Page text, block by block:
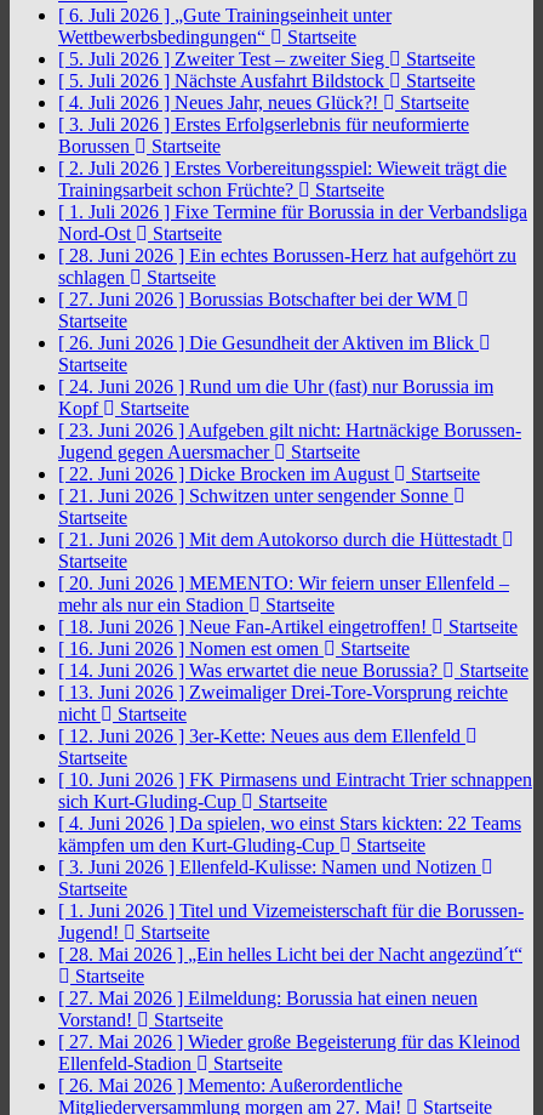
[ 6. Juli 2026 ] „Gute Trainingseinheit unter
Wettbewerbsbedingungen“
Startseite
[ 5. Juli 2026 ] Zweiter Test – zweiter Sieg
Startseite
[ 5. Juli 2026 ] Nächste Ausfahrt Bildstock
Startseite
[ 4. Juli 2026 ] Neues Jahr, neues Glück?!
Startseite
[ 3. Juli 2026 ] Erstes Erfolgserlebnis für neuformierte
Borussen
Startseite
[ 2. Juli 2026 ] Erstes Vorbereitungsspiel: Wieweit trägt die
Trainingsarbeit schon Früchte?
Startseite
[ 1. Juli 2026 ] Fixe Termine für Borussia in der Verbandsliga
Nord-Ost
Startseite
[ 28. Juni 2026 ] Ein echtes Borussen-Herz hat aufgehört zu
schlagen
Startseite
[ 27. Juni 2026 ] Borussias Botschafter bei der WM
Startseite
[ 26. Juni 2026 ] Die Gesundheit der Aktiven im Blick
Startseite
[ 24. Juni 2026 ] Rund um die Uhr (fast) nur Borussia im
Kopf
Startseite
[ 23. Juni 2026 ] Aufgeben gilt nicht: Hartnäckige Borussen-
Jugend gegen Auersmacher
Startseite
[ 22. Juni 2026 ] Dicke Brocken im August
Startseite
[ 21. Juni 2026 ] Schwitzen unter sengender Sonne
Startseite
[ 21. Juni 2026 ] Mit dem Autokorso durch die Hüttestadt
Startseite
[ 20. Juni 2026 ] MEMENTO: Wir feiern unser Ellenfeld –
mehr als nur ein Stadion
Startseite
[ 18. Juni 2026 ] Neue Fan-Artikel eingetroffen!
Startseite
[ 16. Juni 2026 ] Nomen est omen
Startseite
[ 14. Juni 2026 ] Was erwartet die neue Borussia?
Startseite
[ 13. Juni 2026 ] Zweimaliger Drei-Tore-Vorsprung reichte
nicht
Startseite
[ 12. Juni 2026 ] 3er-Kette: Neues aus dem Ellenfeld
Startseite
[ 10. Juni 2026 ] FK Pirmasens und Eintracht Trier schnappen
sich Kurt-Gluding-Cup
Startseite
[ 4. Juni 2026 ] Da spielen, wo einst Stars kickten: 22 Teams
kämpfen um den Kurt-Gluding-Cup
Startseite
[ 3. Juni 2026 ] Ellenfeld-Kulisse: Namen und Notizen
Startseite
[ 1. Juni 2026 ] Titel und Vizemeisterschaft für die Borussen-
Jugend!
Startseite
[ 28. Mai 2026 ] „Ein helles Licht bei der Nacht angezünd´t“
Startseite
[ 27. Mai 2026 ] Eilmeldung: Borussia hat einen neuen
Vorstand!
Startseite
[ 27. Mai 2026 ] Wieder große Begeisterung für das Kleinod
Ellenfeld-Stadion
Startseite
[ 26. Mai 2026 ] Memento: Außerordentliche
Mitgliederversammlung morgen am 27. Mai!
Startseite